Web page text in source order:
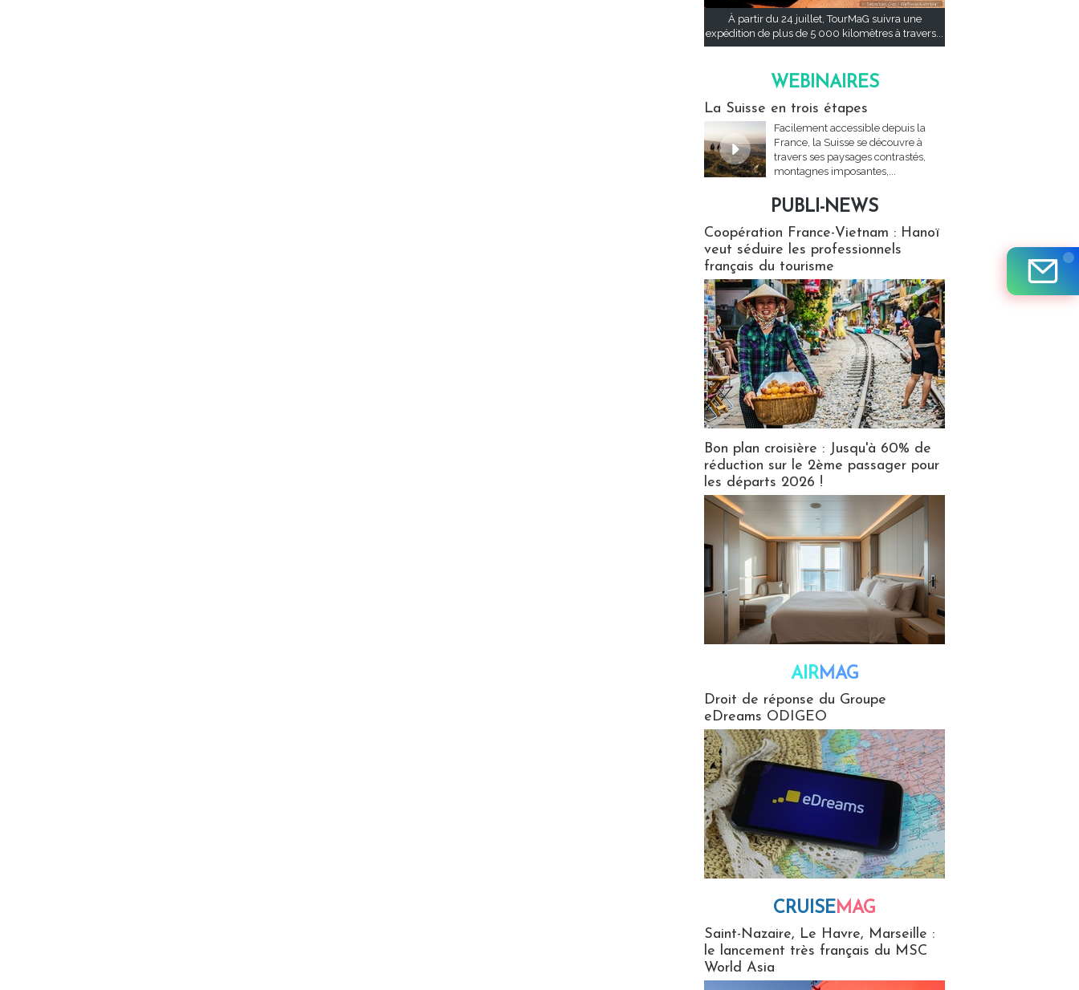
À partir du 24 juillet, TourMaG suivra une
expédition de plus de 5 000 kilomètres à travers...
WEBINAIRES
La Suisse en trois étapes
Facilement accessible depuis la
France, la Suisse se découvre à
travers ses paysages contrastés,
montagnes imposantes,...
PUBLI-NEWS
Coopération France-Vietnam : Hanoï
veut séduire les professionnels
français du tourisme
Bon plan croisière : Jusqu'à 60% de
réduction sur le 2ème passager pour
les départs 2026 !
AIRMAG
Droit de réponse du Groupe
eDreams ODIGEO
CRUISEMAG
Saint-Nazaire, Le Havre, Marseille :
le lancement très français du MSC
World Asia